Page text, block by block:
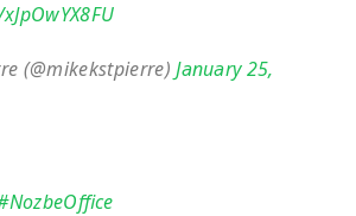
(@mikekstpierre)January 25,